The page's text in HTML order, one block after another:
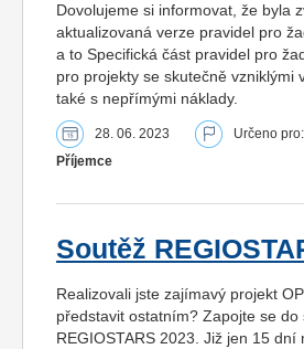
Dovolujeme si informovat, že byla
aktualizovaná verze pravidel pro
a to Specifická část pravidel pro
pro projekty se skutečně vzniklými
také s nepřímými náklady.
28. 06. 2023 Určeno pro:
Příjemce
Soutěž
Realizovali jste zajímavý projekt
představit ostatním? Zapojte se do
REGIOSTARS 2023. Již jen 15 dní